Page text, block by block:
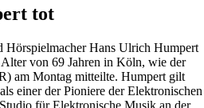
tot
Hörspielmacher Hans Ulrich Humpert
von 69 Jahren in Köln, wie der
am Montag mitteilte. Humpert gilt
einer der Pioniere der Elektronischen
für Elektronische Musik an der